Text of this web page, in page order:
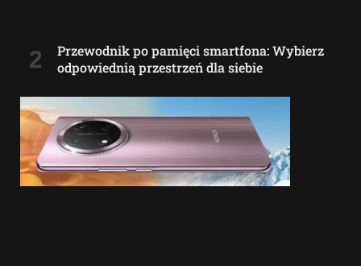
Przewodnik po pamięci smartfona: Wybierz
odpowiednią przestrzeń dla siebie